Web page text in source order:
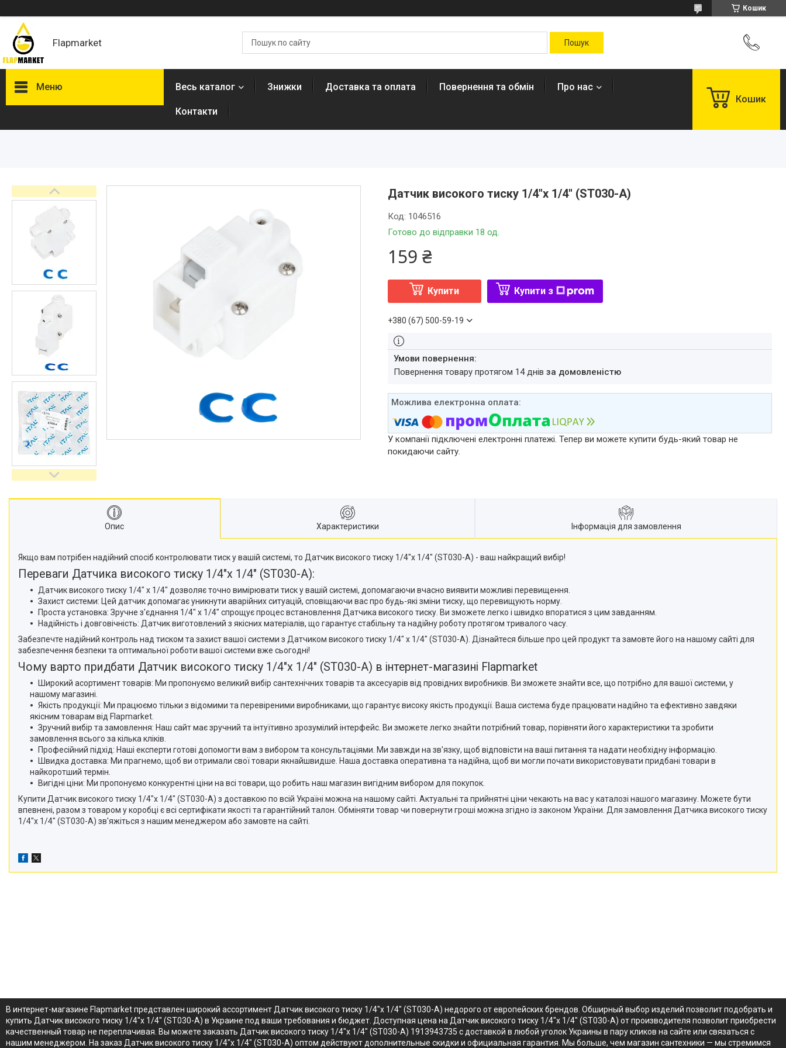
Кошик
Flapmarket
Меню
Душові трапи, дренажні
Аксесуари для ванної
Гнучкі шланги (підведення)
Кухонні мийки
Рушникосушарки
Матеріали для влаштування
теплої підлоги
Запірно-регулююча
арматура
Фільтри для води
Насосне обладнання
Інструмент
Пакувальні сантехнічні
Весь каталог Знижки Доставка та оплата Повернення та обмін Про нас
Контакти
Кошик
Датчик високого тиску 1/4"x 1/4" (ST030-A)
Готово до відправки 18 од.
Код: 1046516
159 ₴
Купити Купити з
+380 (67) 500-59-19
повернення товару протягом 14 днів за домовленістю
У компанії підключені електронні платежі. Тепер ви можете купити будь-який товар не
покидаючи сайту.
Опис Характеристики Інформація для замовлення
Якщо вам потрібен надійний спосіб контролювати тиск у вашій системі, то Датчик високого тиску 1/4"x 1/4" (ST030-A) - ваш найкращий вибір!
Переваги Датчика високого тиску 1/4"x 1/4" (ST030-A):
Датчик високого тиску 1/4" x 1/4" дозволяє точно вимірювати тиск у вашій системі, допомагаючи вчасно виявити можливі перевищення.
Захист системи: Цей датчик допомагає уникнути аварійних ситуацій, сповіщаючи вас про будь-які зміни тиску, що перевищують норму.
Проста установка: Зручне з'єднання 1/4" x 1/4" спрощує процес встановлення Датчика високого тиску. Ви зможете легко і швидко впоратися з цим завданням.
Надійність і довговічність: Датчик виготовлений з якісних матеріалів, що гарантує стабільну та надійну роботу протягом тривалого часу.
Забезпечте надійний контроль над тиском та захист вашої системи з Датчиком високого тиску 1/4" x 1/4" (ST030-A). Дізнайтеся більше про цей продукт та замовте його на нашому сайті для
забезпечення безпеки та оптимальної роботи вашої системи вже сьогодні!
Чому варто придбати Датчик високого тиску 1/4"x 1/4" (ST030-A) в інтернет-магазині Flapmarket
Широкий асортимент товарів: Ми пропонуємо великий вибір сантехнічних товарів та аксесуарів від провідних виробників. Ви зможете знайти все, що потрібно для вашої системи, у
нашому магазині.
Якість продукції: Ми працюємо тільки з відомими та перевіреними виробниками, що гарантує високу якість продукції. Ваша система буде працювати надійно та ефективно завдяки
якісним товарам від Flapmarket.
Зручний вибір та замовлення: Наш сайт має зручний та інтуїтивно зрозумілий інтерфейс. Ви зможете легко знайти потрібний товар, порівняти його характеристики та зробити
замовлення всього за кілька кліків.
Професійний підхід: Наші експерти готові допомогти вам з вибором та консультаціями. Ми завжди на зв'язку, щоб відповісти на ваші питання та надати необхідну інформацію.
Швидка доставка: Ми прагнемо, щоб ви отримали свої товари якнайшвидше. Наша доставка оперативна та надійна, щоб ви могли почати використовувати придбані товари в
найкоротший термін.
Вигідні ціни: Ми пропонуємо конкурентні ціни на всі товари, що робить наш магазин вигідним вибором для покупок.
Купити Датчик високого тиску 1/4"x 1/4" (ST030-A) з доставкою по всій Україні можна на нашому сайті. Актуальні та прийнятні ціни чекають на вас у каталозі нашого магазину. Можете бути
впевнені, разом з товаром у коробці є всі сертифікати якості та гарантійний талон. Обміняти товар чи повернути гроші можна згідно із законом України. Для замовлення Датчика високого тиску
1/4"x 1/4" (ST030-A) зв'яжіться з нашим менеджером або замовте на сайті.
В интернет-магазине Flapmarket представлен широкий ассортимент Датчик високого тиску 1/4"x 1/4" (ST030-A) недорого от европейских брендов. Обширный выбор изделий позволит подобрать и
купить Датчик високого тиску 1/4"x 1/4" (ST030-A) в Украине под ваши требования и бюджет. Доступная цена на Датчик високого тиску 1/4"x 1/4" (ST030-A) от производителя позволит приобрести
качественный товар не переплачивая. Вы можете заказать Датчик високого тиску 1/4"x 1/4" (ST030-A) 1913943735 с доставкой в любой уголок Украины в пару кликов на сайте или связаться с
нашим менеджером. На заказ Датчик високого тиску 1/4"x 1/4" (ST030-A) оптом действуют дополнительные скидки и официальная гарантия. Мы больше, чем магазин сантехники — мы стремимся